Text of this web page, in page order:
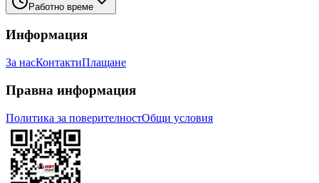
Работно време
Информация
За насКонтактиПлащане
Правна информация
Политика за поверителностОбщи условия